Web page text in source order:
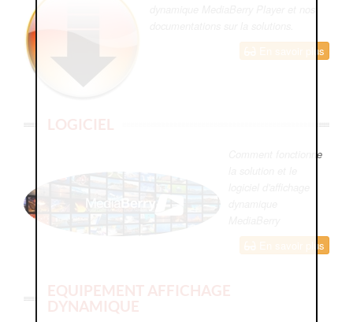
En savoir plus
LOGICIEL
Comment fonctionne
En savoir plus
EQUIPEMENT AFFICHAGE
DYNAMIQUE